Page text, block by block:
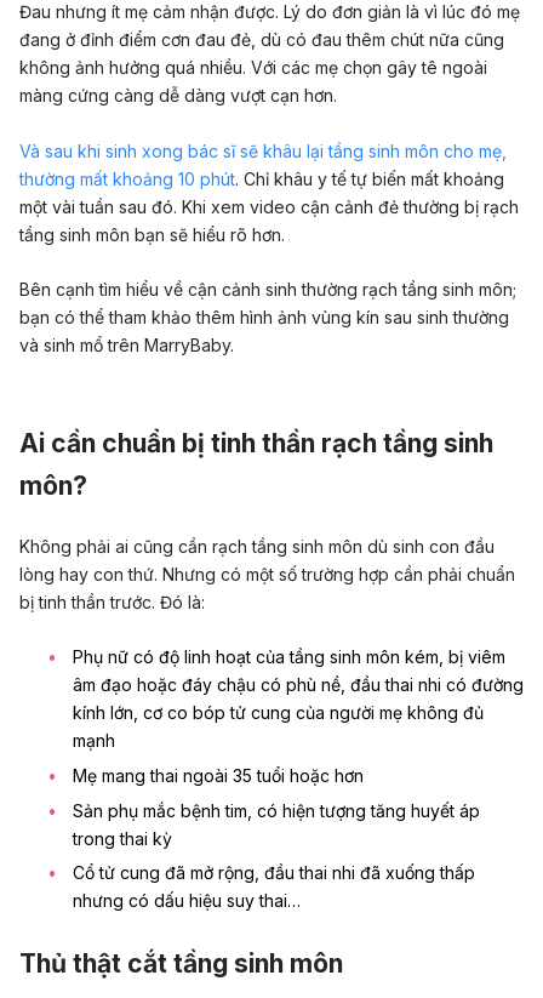
Đau nhưng ít mẹ cảm nhận được. Lý do đơn giản là vì lúc đó mẹ
đang ở đỉnh điểm cơn đau đẻ, dù có đau thêm chút nữa cũng
không ảnh hưởng quá nhiều. Với các mẹ chọn gây tê ngoài
màng cứng càng dễ dàng vượt cạn hơn.
Và sau khi sinh xong bác sĩ sẽ khâu lại tầng sinh môn cho mẹ,
thường mất khoảng 10 phút. Chỉ khâu y tế tự biến mất khoảng
một vài tuần sau đó. Khi xem video cận cảnh đẻ thường bị rạch
tầng sinh môn bạn sẽ hiểu rõ hơn.
Bên cạnh tìm hiểu về cận cảnh sinh thường rạch tầng sinh môn;
bạn có thể tham khảo thêm hình ảnh vùng kín sau sinh thường
và sinh mổtrên MarryBaby.
Ai cần chuẩn bị tinh thần rạch tầng sinh
môn?
Không phải ai cũng cần rạch tầng sinh môn dù sinh con đầu
lòng hay con thứ. Nhưng có một số trường hợp cần phải chuẩn
bị tinh thần trước. Đó là:
Phụ nữ có độ linh hoạt của tầng sinh môn kém, bị viêm
âm đạo hoặc đáy chậu có phù nề, đầu thai nhi có đường
kính lớn, cơ co bóp tử cung của người mẹ không đủ
mạnh
Mẹ mang thai ngoài 35 tuổi hoặc hơn
Sản phụ mắc bệnh tim, có hiện tượngtăng huyết áp
trong thai kỳ
Cổ tử cung đã mở rộng, đầu thai nhi đã xuống thấp
nhưng có dấu hiệu suy thai…
Thủ thật cắt tầng sinh môn